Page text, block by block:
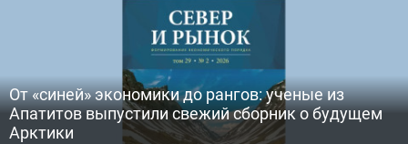
От «синей» экономики до рангов: ученые из
Апатитов выпустили свежий сборник о будущем
Арктики